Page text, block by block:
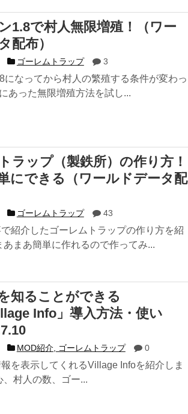
1.8で村人無限増殖！（ワー
配布）
ゴーレムトラップ 3
になってから村人の繁殖する条件が変わっ
あった無限増殖方法を試し...
ラップ（製鉄所）の作り方！
にできる（ワールドデータ配
ゴーレムトラップ 43
紹介したゴーレムトラップの作り方を紹
あまあ簡単に作れるので作ってみ...
知ることができる
Info」導入方法・使い
MOD紹介, ゴーレムトラップ 0
を表示してくれるVillage Infoを紹介しま
、村人の数、ゴー...